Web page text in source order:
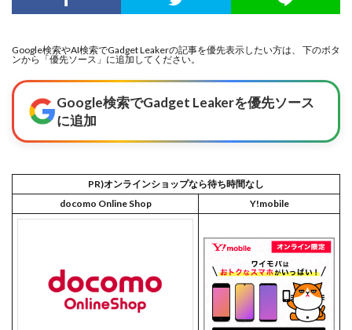
Google検索やAI検索でGadget Leakerの記事を優先表示したい方は、 下のボタ
ンから「優先ソース」に追加してください。
Google検索でGadget Leakerを優先ソース
に追加
PR)オンラインショップなら待ち時間なし
docomo Online Shop
Y!mobile